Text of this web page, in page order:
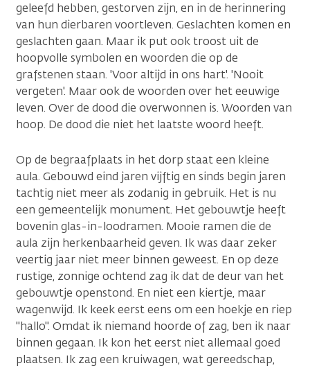
geleefd hebben, gestorven zijn, en in de herinnering
van hun dierbaren voortleven. Geslachten komen en
geslachten gaan. Maar ik put ook troost uit de
hoopvolle symbolen en woorden die op de
grafstenen staan. 'Voor altijd in ons hart'. 'Nooit
vergeten'. Maar ook de woorden over het eeuwige
leven. Over de dood die overwonnen is. Woorden van
hoop. De dood die niet het laatste woord heeft.
Op de begraafplaats in het dorp staat een kleine
aula. Gebouwd eind jaren vijftig en sinds begin jaren
tachtig niet meer als zodanig in gebruik. Het is nu
een gemeentelijk monument. Het gebouwtje heeft
bovenin glas-in-loodramen. Mooie ramen die de
aula zijn herkenbaarheid geven. Ik was daar zeker
veertig jaar niet meer binnen geweest. En op deze
rustige, zonnige ochtend zag ik dat de deur van het
gebouwtje openstond. En niet een kiertje, maar
wagenwijd. Ik keek eerst eens om een hoekje en riep
"hallo". Omdat ik niemand hoorde of zag, ben ik naar
binnen gegaan. Ik kon het eerst niet allemaal goed
plaatsen. Ik zag een kruiwagen, wat gereedschap,